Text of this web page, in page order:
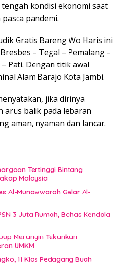
tengah kondisi ekonomi saat
pandemi.
Gratis Bareng Wo Haris ini
– Tegal – Pemalang –
Pati. Dengan titik awal
Alam Barajo Kota Jambi.
jika dirinya
arus balik pada lebaran
aman, nyaman dan lancar.
Tertinggi Bintang
Malaysia
Al-Munawwaroh Gelar Al-
3 Juta Rumah, Bahas Kendala
Merangin Tekankan
UMKM
11 Kios Pedagang Buah